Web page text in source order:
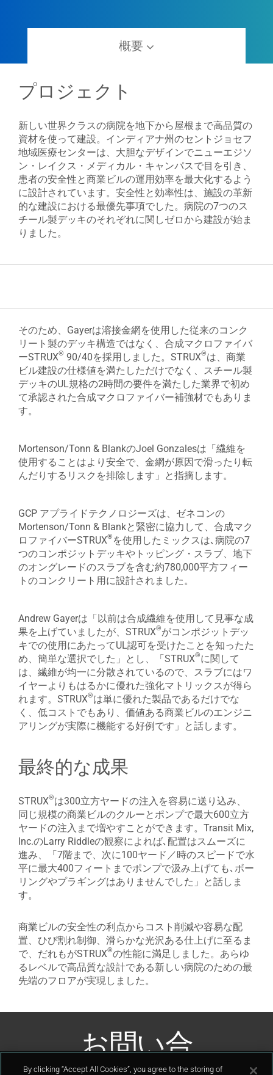
概要
プロジェクト
新しい世界クラスの病院を地下から屋根まで高品質の
資材を使って建設。インディアナ州のセントジョセフ
地域医療センターは、大胆なデザインでニューエジソ
ン・レイクス・メディカル・キャンパスで目を引き、
患者の安全性と商業ビルの運用効率を最大化するよう
に設計されています。安全性と効率性は、施設の革新
的な建設における最優先事項でした。病院の7つのス
チール製デッキのそれぞれに関しゼロから建設が始ま
りました。
そのため、Gayerは溶接金網を使用した従来のコンク
リート製のデッキ構造ではなく、合成マクロファイバ
ーSTRUX® 90/40を採用しました。STRUX®は、商業
ビル建設の仕様値を満たしただけでなく、スチール製
デッキのUL規格の2時間の要件を満たした業界で初め
て承認された合成マクロファイバー補強材でもありま
す。
Mortenson/Tonn & BlankのJoel Gonzalesは「繊維を
使用することはより安全で、金網が原因で滑ったり転
んだりするリスクを排除します」と指摘します。
GCP アプライドテクノロジーズは、ゼネコンの
Mortenson/Tonn & Blankと緊密に協力して、合成マク
ロファイバーSTRUX® を使用したミックスは､病院の7
つのコンポジットデッキやトッピング・スラブ、地下
のオングレードのスラブを含む約780,000平方フィー
トのコンクリート用に設計されました。
Andrew Gayerは「以前は合成繊維を使用して見事な成
果を上げていましたが、STRUX®がコンポジットデッ
キでの使用にあたってUL認可を受けたことを知ったた
め、簡単な選択でした」とし、「STRUX®に関して
は、繊維が均一に分散されているので、スラブにはワ
イヤーよりもはるかに優れた強化マトリックスが得ら
れます。STRUX®は単に優れた製品であるだけでな
く、低コストでもあり、価値ある商業ビルのエンジニ
アリングが実際に機能する好例です」と話します。
最終的な成果
STRUX®は300立方ヤードの注入を容易に送り込み、
同じ規模の商業ビルのクルーとポンプで最大600立方
ヤードの注入まで増やすことができます。Transit Mix,
Inc.のLarry Riddleの観察によれば､配置はスムーズに
進み、「7階まで、次に100ヤード／時のスピードで水
平に最大400フィートまでポンプで汲み上げても､ボー
リングやプラギングはありませんでした」と話しま
す。
商業ビルの安全性の利点からコスト削減や容易な配
置、ひび割れ制御、滑らかな光沢ある仕上げに至るま
で、だれもがSTRUX®の性能に満足しました。あらゆ
るレベルで高品質な設計である新しい病院のための最
先端のフロアが実現しました。
お問い合
By clicking “Accept All Cookies”, you agree to the storing of